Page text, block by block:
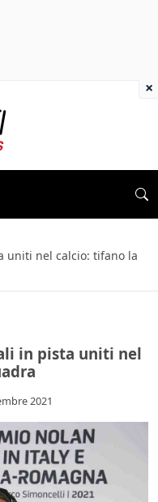
uniti nel calcio: tifano la
in pista uniti nel
2021
×